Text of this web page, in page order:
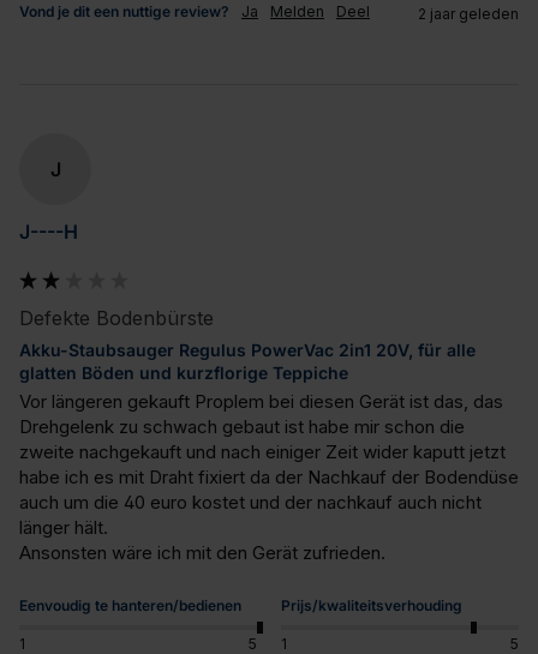
Vond je dit een nuttige review? Ja Melden Deel 2 jaar geleden
J
J----H
Defekte Bodenbürste
Akku-Staubsauger Regulus PowerVac 2in1 20V, für alle
glatten Böden und kurzflorige Teppiche
Vor längeren gekauft Proplem bei diesen Gerät ist das, das
Drehgelenk zu schwach gebaut ist habe mir schon die
zweite nachgekauft und nach einiger Zeit wider kaputt jetzt
habe ich es mit Draht fixiert da der Nachkauf der Bodendüse
auch um die 40 euro kostet und der nachkauf auch nicht
länger hält.
Ansonsten wäre ich mit den Gerät zufrieden.
Eenvoudig te hanteren/bedienen
1 5
Prijs/kwaliteitsverhouding
1
5